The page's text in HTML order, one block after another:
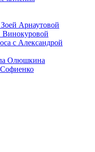
Арнаутовой
Винокуровой
с Александрой
Олюшкина